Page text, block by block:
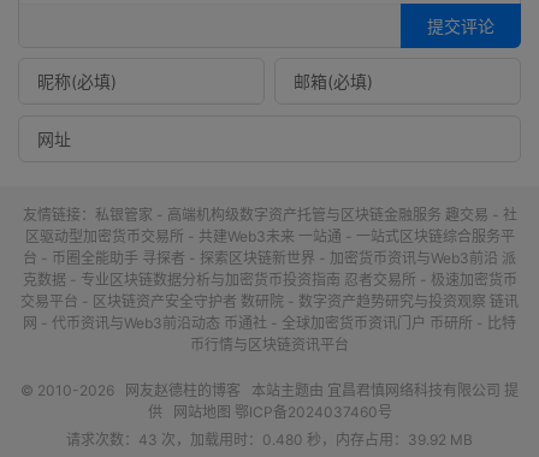
提交评论
友情链接： 私银管家 - 高端机构级数字资产托管与区块链金融服务 趣交易 - 社
区驱动型加密货币交易所 - 共建Web3未来 一站通 - 一站式区块链综合服务平
台 - 币圈全能助手 寻探者 - 探索区块链新世界 - 加密货币资讯与Web3前沿 派
克数据 - 专业区块链数据分析与加密货币投资指南 忍者交易所 - 极速加密货币
交易平台 - 区块链资产安全守护者 数研院 - 数字资产趋势研究与投资观察 链讯
网 - 代币资讯与Web3前沿动态 币通社 - 全球加密货币资讯门户 币研所 - 比特
币行情与区块链资讯平台
© 2010-2026 网友赵德柱的博客 本站主题由 宜昌君慎网络科技有限公司 提
供
网站地图 鄂ICP备2024037460号
请求次数：43 次，加载用时：0.480 秒，内存占用：39.92 MB